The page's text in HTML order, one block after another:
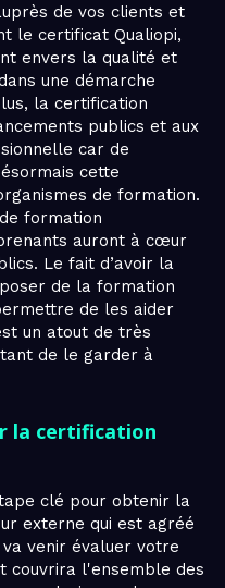
de vos clients et
le certificat Qualiopi,
envers la qualité et
une démarche
la certification
publics et aux
car de
cette
de formation.
formation
auront à cœur
Le fait d’avoir la
de la formation
de les aider
un atout de très
de le garder à
la certification
clé pour obtenir la
externe qui est agréé
venir évaluer votre
couvrira l'ensemble des